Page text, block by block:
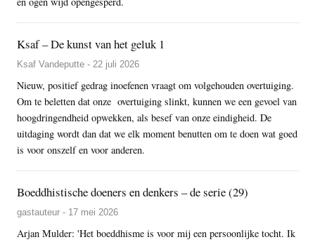
Ksaf – De kunst van het geluk 1
Ksaf Vandeputte - 22 juli 2026
Nieuw, positief gedrag inoefenen vraagt om volgehouden overtuiging.
Om te beletten dat onze overtuiging slinkt, kunnen we een gevoel van
hoogdringendheid opwekken, als besef van onze eindigheid. De
uitdaging wordt dan dat we elk moment benutten om te doen wat goed
is voor onszelf en voor anderen.
Boeddhistische doeners en denkers – de serie (29)
gastauteur - 17 mei 2026
Arjan Mulder: 'Het boeddhisme is voor mij een persoonlijke tocht. Ik